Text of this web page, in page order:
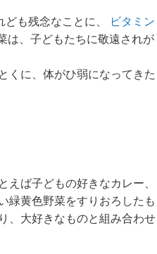
も残念なことに、
ビタミン
は、子どもたちに敬遠されが
くに、体がひ弱になってきた
ば子どもの好きなカレー、
緑黄色野菜をすりおろしたも
、大好きなものと組み合わせ